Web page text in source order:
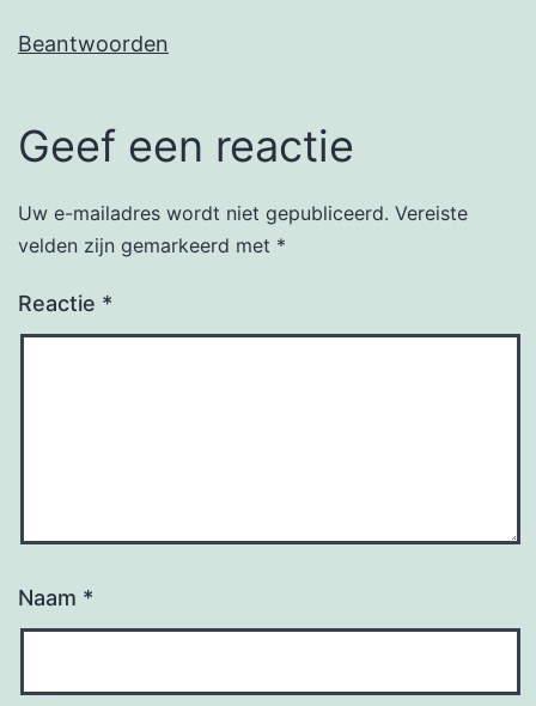
Beantwoorden
Geef een reactie
Uw e-mailadres wordt niet gepubliceerd. Vereiste
velden zijn gemarkeerd met *
Reactie *
Naam *